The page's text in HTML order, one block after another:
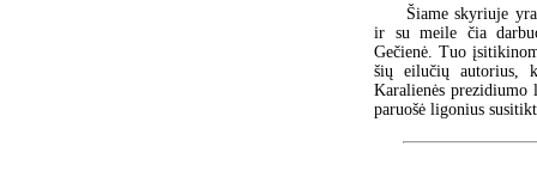
Šiame skyriuje
ir su meile čia
Gečienė. Tuo
šių eilučių autorius,
Karalienės prezidiumo
paruošė ligonius